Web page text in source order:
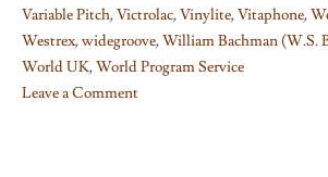
Variable Pitch,Victrolac,Vinylite,Vitaphone,
Westrex,widegroove,William Bachman (W.S.
World UK,World Program Service
Leave a Comment